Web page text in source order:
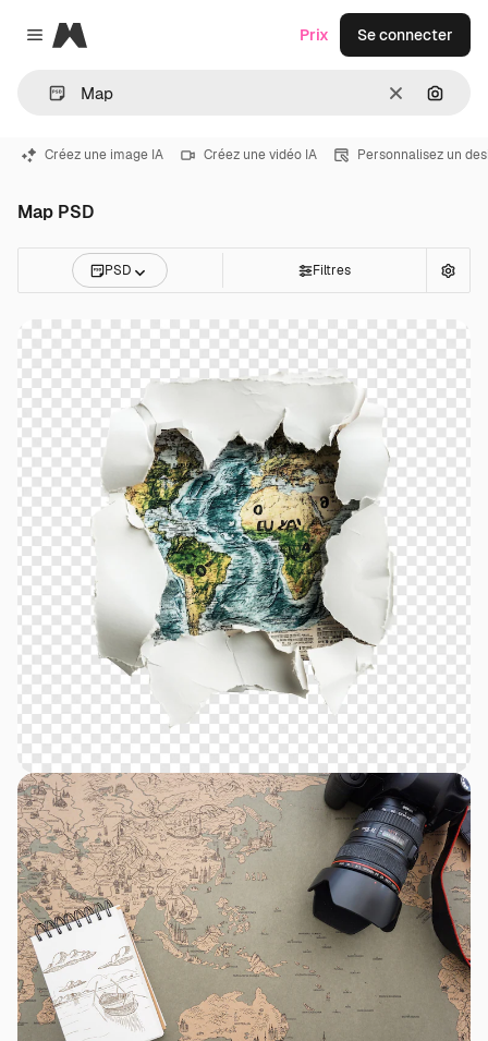
Close menu
Magnific
Effacer
Prix Se connecter
Créez une image IA Créez une vidéo IA Personnalisez un
Map PSD
PSD Filtres